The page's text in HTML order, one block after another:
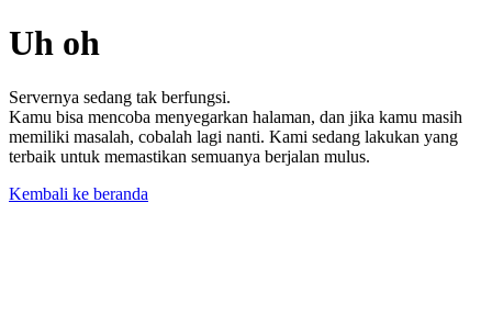
Uh oh
Servernya sedang tak berfungsi.
Kamu bisa mencoba menyegarkan halaman, dan jika kamu masih
memiliki masalah, cobalah lagi nanti. Kami sedang lakukan yang
terbaik untuk memastikan semuanya berjalan mulus.
Kembali ke beranda